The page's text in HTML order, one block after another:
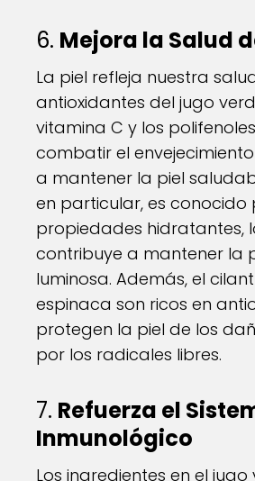
6. Mejora la Salud
La piel refleja nuestra
antioxidantes del jugo
vitamina C y los
combatir el
a mantener la piel
en particular, es conocido
propiedades hidratantes,
contribuye a mantener la
luminosa. Además, el
espinaca son ricos en
protegen la piel de los
por los radicales libres.
7. Refuerza el
Inmunológico
Los ingredientes en el